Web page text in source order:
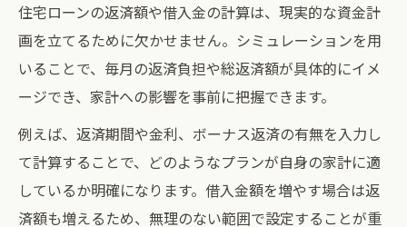
住宅ローンの返済額や借入金の計算は、現実的な資金計
画を立てるために欠かせません。シミュレーションを用
いることで、毎月の返済負担や総返済額が具体的にイメ
ージでき、家計への影響を事前に把握できます。
例えば、返済期間や金利、ボーナス返済の有無を入力し
て計算することで、どのようなプランが自身の家計に適
しているか明確になります。借入金額を増やす場合は返
済額も増えるため、無理のない範囲で設定することが重